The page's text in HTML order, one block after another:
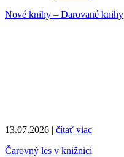
Nové knihy – Darované knihy
13.07.2026 | čítať viac
Čarovný les v knižnici